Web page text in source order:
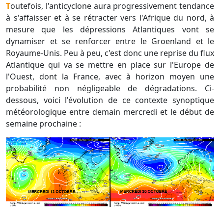
Toutefois, l'anticyclone aura progressivement tendance
à s'affaisser et à se rétracter vers l'Afrique du nord, à
mesure que les dépressions Atlantiques vont se
dynamiser et se renforcer entre le Groenland et le
Royaume-Unis. Peu à peu, c'est donc une reprise du flux
Atlantique qui va se mettre en place sur l'Europe de
l'Ouest, dont la France, avec à horizon moyen une
probabilité non négligeable de dégradations. Ci-
dessous, voici l'évolution de ce contexte synoptique
météorologique entre demain mercredi et le début de
semaine prochaine :